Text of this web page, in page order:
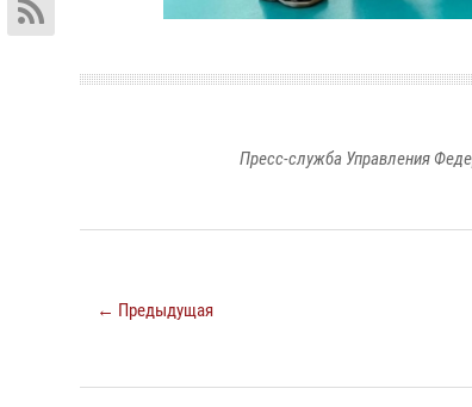
Пресс-служба Управления
← Предыдущая